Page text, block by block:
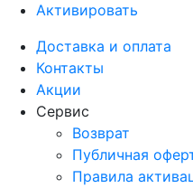
Активировать
Доставка и оплата
Контакты
Акции
Сервис
Возврат
Публичная
Правила